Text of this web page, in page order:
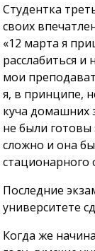
Студентка
своих
«12 марта я
расслабиться и
мои
я, в принципе,
куча домашних
не были
сложно и она
стационарного
Последние
университете
Когда же